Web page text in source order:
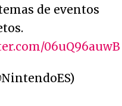
de eventos
06uQ96auwB